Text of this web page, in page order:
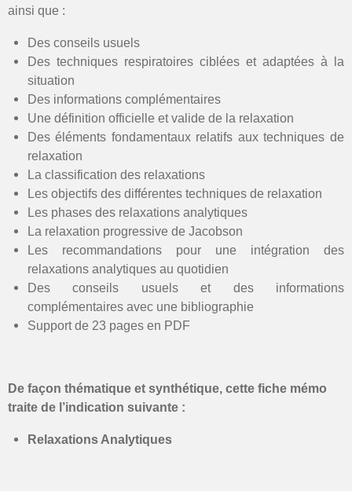
ainsi que :
Des conseils usuels
Des techniques respiratoires ciblées et adaptées à la
situation
Des informations complémentaires
Une définition officielle et valide de la relaxation
Des éléments fondamentaux relatifs aux techniques de
relaxation
La classification des relaxations
Les objectifs des différentes techniques de relaxation
Les phases des relaxations analytiques
La relaxation progressive de Jacobson
Les recommandations pour une intégration des
relaxations analytiques au quotidien
Des conseils usuels et des informations
complémentaires avec une bibliographie
Support de 23 pages en PDF
De façon thématique et synthétique, cette fiche mémo
traite de l’indication suivante :
Relaxations Analytiques